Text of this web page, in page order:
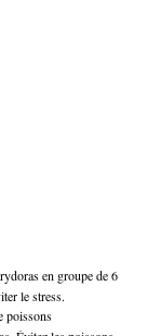
en groupe de 6
le stress.
poissons